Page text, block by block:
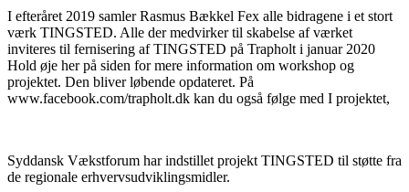
I efteråret 2019 samler Rasmus Bækkel Fex alle bidragene i et stort
værk TINGSTED. Alle der medvirker til skabelse af værket
inviteres til fernisering af TINGSTED på Trapholt i januar 2020
Hold øje her på siden for mere information om workshop og
projektet. Den bliver løbende opdateret. På
www.facebook.com/trapholt.dk kan du også følge med I projektet,
Syddansk Vækstforum har indstillet projekt TINGSTED til støtte fra
de regionale erhvervsudviklingsmidler.